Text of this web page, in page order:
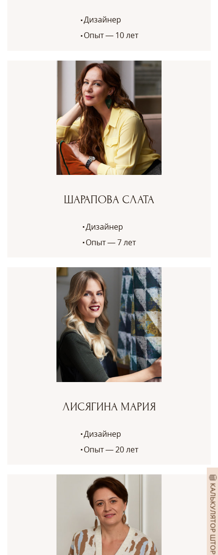
КАЛЬКУЛЯТОР ШТОР
Дизайнер
Опыт — 10 лет
ШАРАПОВА СЛАТА
Дизайнер
Опыт — 7 лет
ЛИСЯГИНА МАРИЯ
Дизайнер
Опыт — 20 лет